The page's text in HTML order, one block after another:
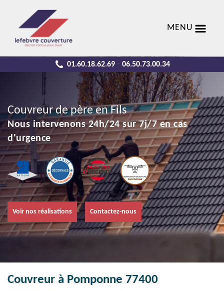
MENU
01.60.18.62.69 - 06.50.73.00.34
Couvreur de père en Fils
Nous intervenons 24h/24 sur 7j/7 en cas
d'urgence
Voir nos réalisations Contactez-nous
Couvreur à Pomponne 77400